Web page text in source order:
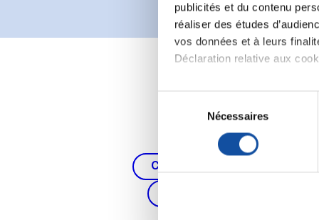
publicités et du contenu
réaliser des études
vos données et à leurs
Déclaration relative aux
Si vous le permettez, nous
Collecter des
digitales).
Pour en savoir plus sur le
. Vous pouvez
e
c
t
Nécessaires
Cancer du poumon, de la